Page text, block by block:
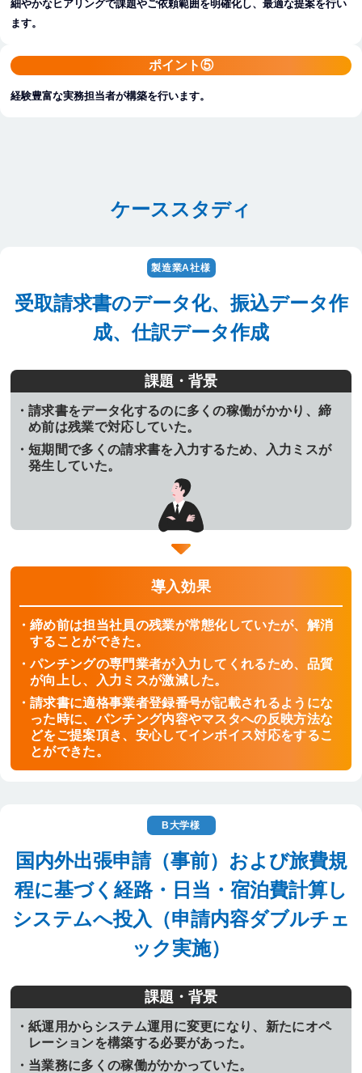
細やかなヒアリングで課題やご依頼範囲を明確化し、最適な提案を行い
ます。
ポイント⑤
経験豊富な実務担当者が構築を行います。
ケーススタディ
製造業A社様
受取請求書のデータ化、振込データ作
成、仕訳データ作成
課題・背景
請求書をデータ化するのに多くの稼働がかかり、締
め前は残業で対応していた。
短期間で多くの請求書を入力するため、入力ミスが
発生していた。
導入効果
締め前は担当社員の残業が常態化していたが、解消
することができた。
パンチングの専門業者が入力してくれるため、品質
が向上し、入力ミスが激減した。
請求書に適格事業者登録番号が記載されるようにな
った時に、パンチング内容やマスタへの反映方法な
どをご提案頂き、安心してインボイス対応をするこ
とができた。
B大学様
国内外出張申請（事前）および旅費規
程に基づく経路・日当・宿泊費計算し
システムへ投入（申請内容ダブルチェ
ック実施）
課題・背景
紙運用からシステム運用に変更になり、新たにオペ
レーションを構築する必要があった。
当業務に多くの稼働がかかっていた。